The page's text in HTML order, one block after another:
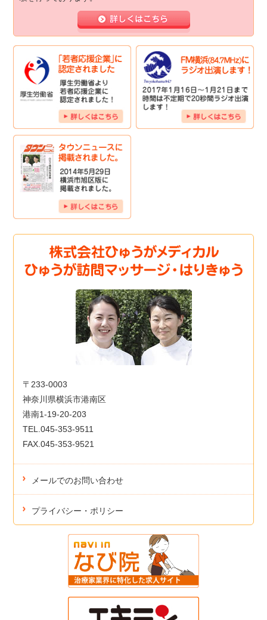
〒233-0003
神奈川県横浜市港南区
港南1-19-20-203
TEL.045-353-9511
FAX.045-353-9521
メールでのお問い合わせ
プライバシー・ポリシー